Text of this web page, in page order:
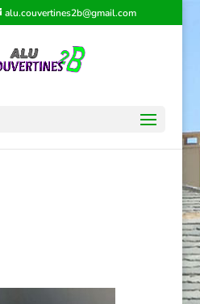
alu.couvertines2b@gmail.com